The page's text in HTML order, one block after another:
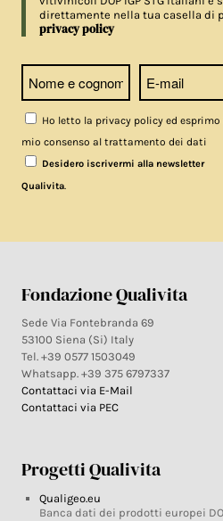
direttamente nella tua casella di
privacy policy
Ho letto la privacy policy ed
mio consenso al trattamento dei dati
Desidero iscrivermi alla newsletter
Qualivita.
Fondazione Qualivita
Sede Via Fontebranda 69
53100 Siena (Si) Italy
Tel. +39 0577 1503049
Whatsapp. +39 375 6797337
Contattaci via E-Mail
Contattaci via PEC
Progetti Qualivita
Qualigeo.eu
Banca dati dei prodotti europei